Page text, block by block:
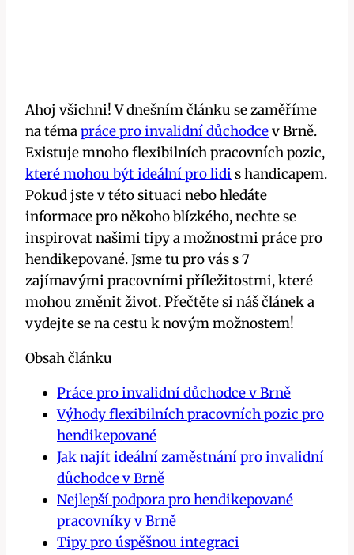
Ahoj všichni! V dnešním článku se zaměříme
na témapráce pro invalidní důchodcev Brně.
Existuje mnoho flexibilních pracovních pozic,
které mohou být ideální pro lidi s handicapem.
Pokud jste v této situaci nebo hledáte
informace pro někoho blízkého, nechte se
inspirovat našimi tipy a možnostmi práce pro
hendikepované. Jsme tu pro vás s 7
zajímavými pracovními příležitostmi, které
mohou změnit život. Přečtěte si náš článek a
vydejte se na cestu k novým možnostem!
Obsah článku
Práce pro invalidní důchodce v Brně
Výhody flexibilních pracovních pozic pro
hendikepované
Jak najít ideální zaměstnání pro invalidní
důchodce v Brně
Nejlepší podpora pro hendikepované
pracovníky v Brně
Tipy pro úspěšnou integraci